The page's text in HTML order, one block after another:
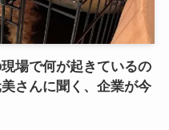
場で何が起きているの
さんに聞く、企業が今